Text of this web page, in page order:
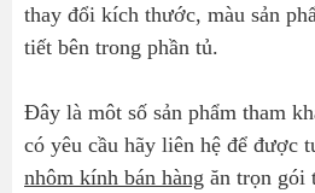
thay đổi kích thước, màu sản
tiết bên trong phần tủ.
Đây là môt số sản phẩm tham
có yêu cầu hãy liên hệ để được
nhôm kính bán hàng ăn trọn gói